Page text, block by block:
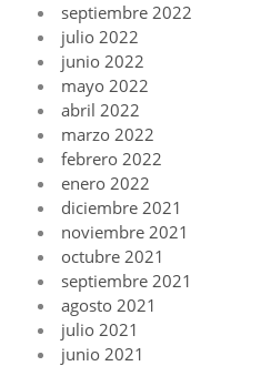
septiembre 2022
julio 2022
junio 2022
mayo 2022
abril 2022
marzo 2022
febrero 2022
enero 2022
diciembre 2021
noviembre 2021
octubre 2021
septiembre 2021
agosto 2021
julio 2021
junio 2021